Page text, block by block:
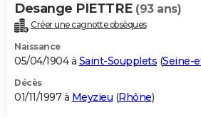
Desange PIETTRE (93 ans)
Créer une cagnotte obsèques
Naissance
05/04/1904 à Saint-Soupplets (Seine-
Décès
01/11/1997 à Meyzieu (Rhône)